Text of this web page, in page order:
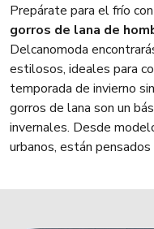
Prepárate para el frío
gorros de lana de
Delcanomoda
estilosos, ideales para
temporada de invierno
gorros de lana son un
invernales. Desde
urbanos, están